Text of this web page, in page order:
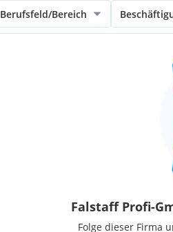
Berufsfeld/Bereich
Falstaff Profi-
Folge dieser Firma